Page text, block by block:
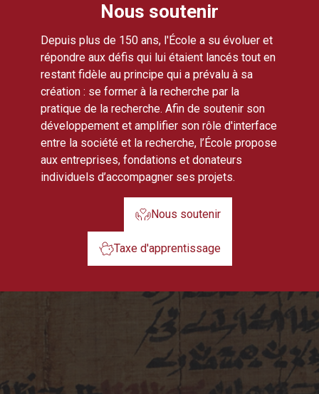
Nous soutenir
Depuis plus de 150 ans, l'École a su évoluer et
répondre aux défis qui lui étaient lancés tout en
restant fidèle au principe qui a prévalu à sa
création : se former à la recherche par la
pratique de la recherche. Afin de soutenir son
développement et amplifier son rôle d'interface
entre la société et la recherche, l’École propose
aux entreprises, fondations et donateurs
individuels d’accompagner ses projets.
Nous soutenir
Taxe d'apprentissage